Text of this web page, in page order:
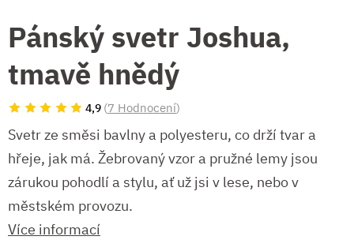
Pánský svetr Joshua,
tmavě hnědý
4,9 (7 Hodnocení)
Svetr ze směsi bavlny a polyesteru, co drží tvar a
hřeje, jak má. Žebrovaný vzor a pružné lemy jsou
zárukou pohodlí a stylu, ať už jsi v lese, nebo v
městském provozu.
Více informací